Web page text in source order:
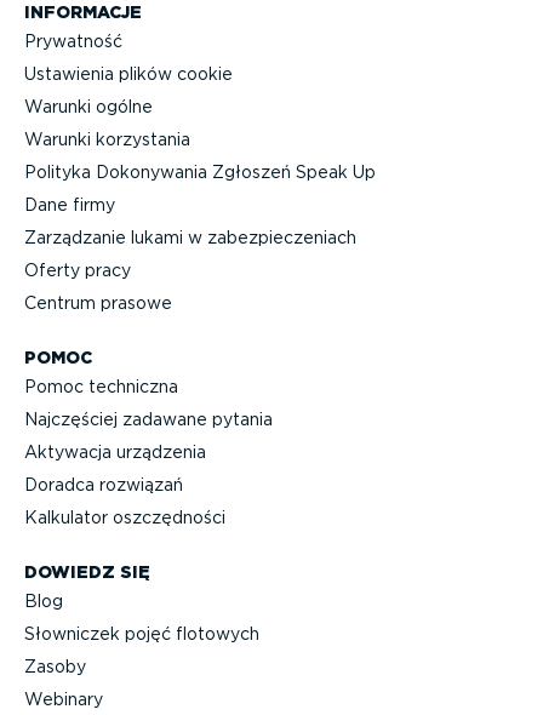
POMOC
Pomoc techniczna
Najczęściej zadawane pytania
Aktywacja urządzenia
Doradca rozwiązań
Kalkulator oszczęd­ności
DOWIEDZ SIĘ
Blog
Słowniczek pojęć flotowych
Zasoby
Webinary
INFORMACJE
Prywatność
Ustawienia plików cookie
Warunki ogólne
Warunki korzystania
Polityka Dokonywania Zgłoszeń Speak Up
Dane firmy
Zarządzanie lukami w zabez­pie­cze­niach
Oferty pracy
Centrum prasowe